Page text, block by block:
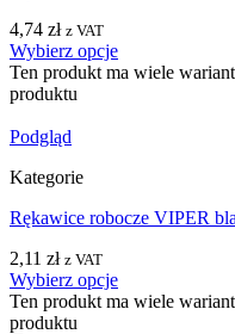
4,74 zł z VAT
Wybierz opcje
Ten produkt ma wiele
produktu
Podgląd
Kategorie
Rękawice robocze VIPER
2,11 zł z VAT
Wybierz opcje
Ten produkt ma wiele
produktu